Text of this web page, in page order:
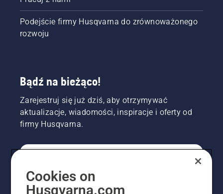
Podejście firmy Husqvarna do zrównoważonego
rozwoju
Bądź na bieżąco!
Zarejestruj się już dziś, aby otrzymywać
aktualizacje, wiadomości, inspiracje i oferty od
firmy Husqvarna.
Cookies on
Husqvarna.com